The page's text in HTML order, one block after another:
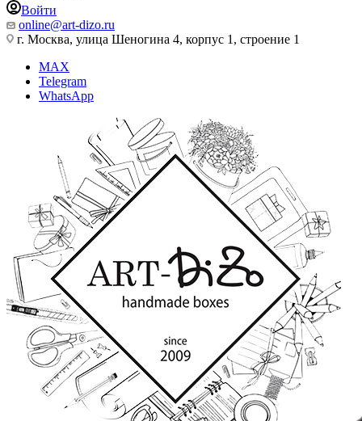
Войти
online@art-dizo.ru
г. Москва, улица Шеногина 4, корпус 1, строение 1
MAX
Telegram
WhatsApp